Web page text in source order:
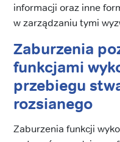
informacji oraz inne
w zarządzaniu tymi
Zaburzenia
funkcjami
przebiegu
rozsianego
Zaburzenia funkcji